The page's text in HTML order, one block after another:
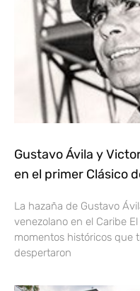
Gustavo Ávila y
en el primer Clásico
La hazaña de Gustavo
venezolano en el Caribe
momentos históricos que
despertaron